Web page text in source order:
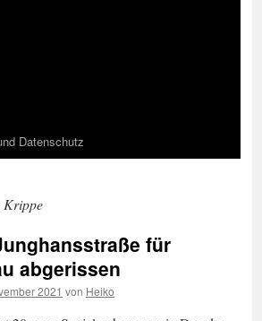
Datenschutz
Krippe
für
abgerissen
2021 von Heiko